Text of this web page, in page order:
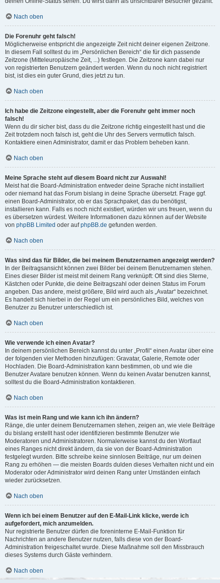
Nach oben
Die Forenuhr geht falsch!
Möglicherweise entspricht die angezeigte Zeit nicht deiner eigenen Zeitzone.
In diesem Fall solltest du im „Persönlichen Bereich“ die für dich passende
Zeitzone (Mitteleuropäische Zeit, ...) festlegen. Die Zeitzone kann dabei nur
von registrierten Benutzern geändert werden. Wenn du noch nicht registriert
bist, ist dies ein guter Grund, dies jetzt zu tun.
Nach oben
Ich habe die Zeitzone eingestellt, aber die Forenuhr geht immer noch
falsch!
Wenn du dir sicher bist, dass du die Zeitzone richtig eingestellt hast und die
Zeit trotzdem noch falsch ist, geht die Uhr des Servers vermutlich falsch.
Kontaktiere einen Administrator, damit er das Problem beheben kann.
Nach oben
Meine Sprache steht auf diesem Board nicht zur Auswahl!
Meist hat die Board-Administration entweder deine Sprache nicht installiert
oder niemand hat das Forum bislang in deine Sprache übersetzt. Frage ggf.
einen Board-Administrator, ob er das Sprachpaket, das du benötigst,
installieren kann. Falls es noch nicht existiert, würden wir uns freuen, wenn du
es übersetzen würdest. Weitere Informationen dazu können auf der Website
von phpBB Limited oder aufphpBB.de gefunden werden.
Nach oben
Was sind das für Bilder, die bei meinem Benutzernamen angezeigt werden?
In der Beitragsansicht können zwei Bilder bei deinem Benutzernamen stehen.
Eines dieser Bilder ist meist mit deinem Rang verknüpft: Oft sind dies Sterne,
Kästchen oder Punkte, die deine Beitragszahl oder deinen Status im Forum
angeben. Das andere, meist größere, Bild wird auch als „Avatar“ bezeichnet.
Es handelt sich hierbei in der Regel um ein persönliches Bild, welches von
Benutzer zu Benutzer unterschiedlich ist.
Nach oben
Wie verwende ich einen Avatar?
In deinem persönlichen Bereich kannst du unter „Profil“ einen Avatar über eine
der folgenden vier Methoden hinzufügen: Gravatar, Galerie, Remote oder
Hochladen. Die Board-Administration kann bestimmen, ob und wie die
Benutzer Avatare benutzen können. Wenn du keinen Avatar benutzen kannst,
solltest du die Board-Administration kontaktieren.
Nach oben
Was ist mein Rang und wie kann ich ihn ändern?
Ränge, die unter deinem Benutzernamen stehen, zeigen an, wie viele Beiträge
du bislang erstellt hast oder identifizieren bestimmte Benutzer wie
Moderatoren und Administratoren. Normalerweise kannst du den Wortlaut
eines Ranges nicht direkt ändern, da sie von der Board-Administration
festgelegt wurden. Bitte schreibe keine sinnlosen Beiträge, nur um deinen
Rang zu erhöhen — die meisten Boards dulden dieses Verhalten nicht und ein
Moderator oder Administrator wird deinen Rang unter Umständen einfach
wieder zurücksetzen.
Nach oben
Wenn ich bei einem Benutzer auf den E-Mail-Link klicke, werde ich
aufgefordert, mich anzumelden.
Nur registrierte Benutzer dürfen die foreninterne E-Mail-Funktion für
Nachrichten an andere Benutzer nutzen, falls diese von der Board-
Administration freigeschaltet wurde. Diese Maßnahme soll den Missbrauch
dieses Systems durch Gäste verhindern.
Nach oben